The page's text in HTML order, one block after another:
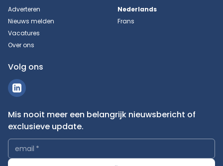
Adverteren
Nieuws melden
Vacatures
Over ons
Nederlands
Frans
Volg ons
Mis nooit meer een belangrijk nieuwsbericht of
exclusieve update.
email *